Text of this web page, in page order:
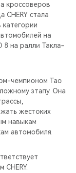
кроссоверов
CHERY стала
на
8 на ралли Такла-
чемпионом Тао
этапу. Она
жестоких
навыкам
автомобиля.